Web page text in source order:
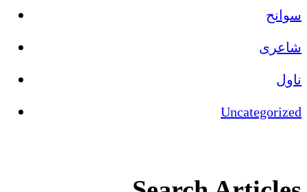
سوانح
شاعری
ناول
Uncategorized